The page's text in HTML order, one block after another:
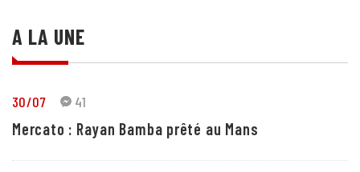
A LA UNE
30/07 41
Mercato : Rayan Bamba prêté au Mans